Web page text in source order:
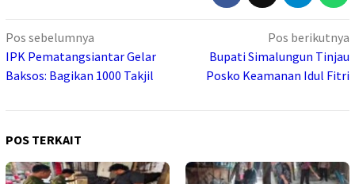
Navigasi
pos
Pos sebelumnya
IPK Pematangsiantar Gelar
Baksos: Bagikan 1000 Takjil
Pos berikutnya
Bupati Simalungun Tinjau
Posko Keamanan Idul Fitri
POS TERKAIT